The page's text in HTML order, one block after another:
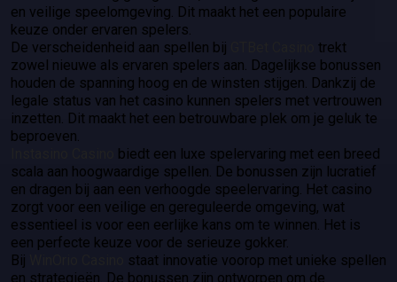
en veilige speelomgeving. Dit maakt het een populaire
keuze onder ervaren spelers.
De verscheidenheid aan spellen bij
trekt
zowel nieuwe als ervaren spelers aan. Dagelijkse bonussen
houden de spanning hoog en de winsten stijgen. Dankzij de
legale status van het casino kunnen spelers met vertrouwen
inzetten. Dit maakt het een betrouwbare plek om je geluk te
beproeven.
biedt een luxe spelervaring met een breed
scala aan hoogwaardige spellen. De bonussen zijn lucratief
en dragen bij aan een verhoogde speelervaring. Het casino
zorgt voor een veilige en gereguleerde omgeving, wat
essentieel is voor een eerlijke kans om te winnen. Het is
een perfecte keuze voor de serieuze gokker.
Bij
staat innovatie voorop met unieke spellen
en strategieën. De bonussen zijn ontworpen om de